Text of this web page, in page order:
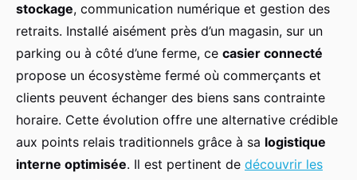
stockage, communication numérique et gestion des
retraits. Installé aisément près d’un magasin, sur un
parking ou à côté d’une ferme, ce casier connecté
propose un écosystème fermé où commerçants et
clients peuvent échanger des biens sans contrainte
horaire. Cette évolution offre une alternative crédible
aux points relais traditionnels grâce à sa logistique
interne optimisée. Il est pertinent de découvrir les